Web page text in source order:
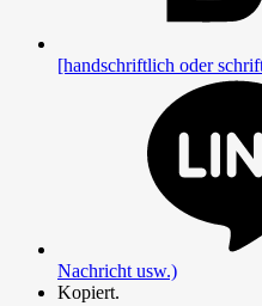
[handschriftlich oder
Nachricht usw.)
Kopiert.